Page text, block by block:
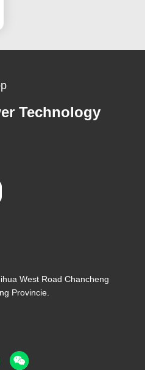
Technology
West Road Chancheng
Provincie.